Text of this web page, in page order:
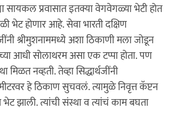
सायकल प्रवासात इतक्या वेगवेगळ्या भेटी होत
होणार आहे. सेवा भारती दक्षिण
श्रीमुशनाममध्ये अशा ठिकाणी मला जोडून
आधी सोलाथरम असा एक टप्पा होता. पण
नव्हती. तेव्हा सिद्धार्थजींनी
हे ठिकाण सुचवलं. त्यामुळे निवृत्त कॅप्टन
झाली. त्यांची संस्था व त्यांचं काम बघता